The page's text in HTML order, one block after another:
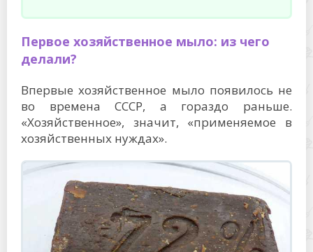
Первое хозяйственное мыло: из чего
делали?
Впервые хозяйственное мыло появилось не
во времена СССР, а гораздо раньше.
«Хозяйственное», значит, «применяемое в
хозяйственных нуждах».